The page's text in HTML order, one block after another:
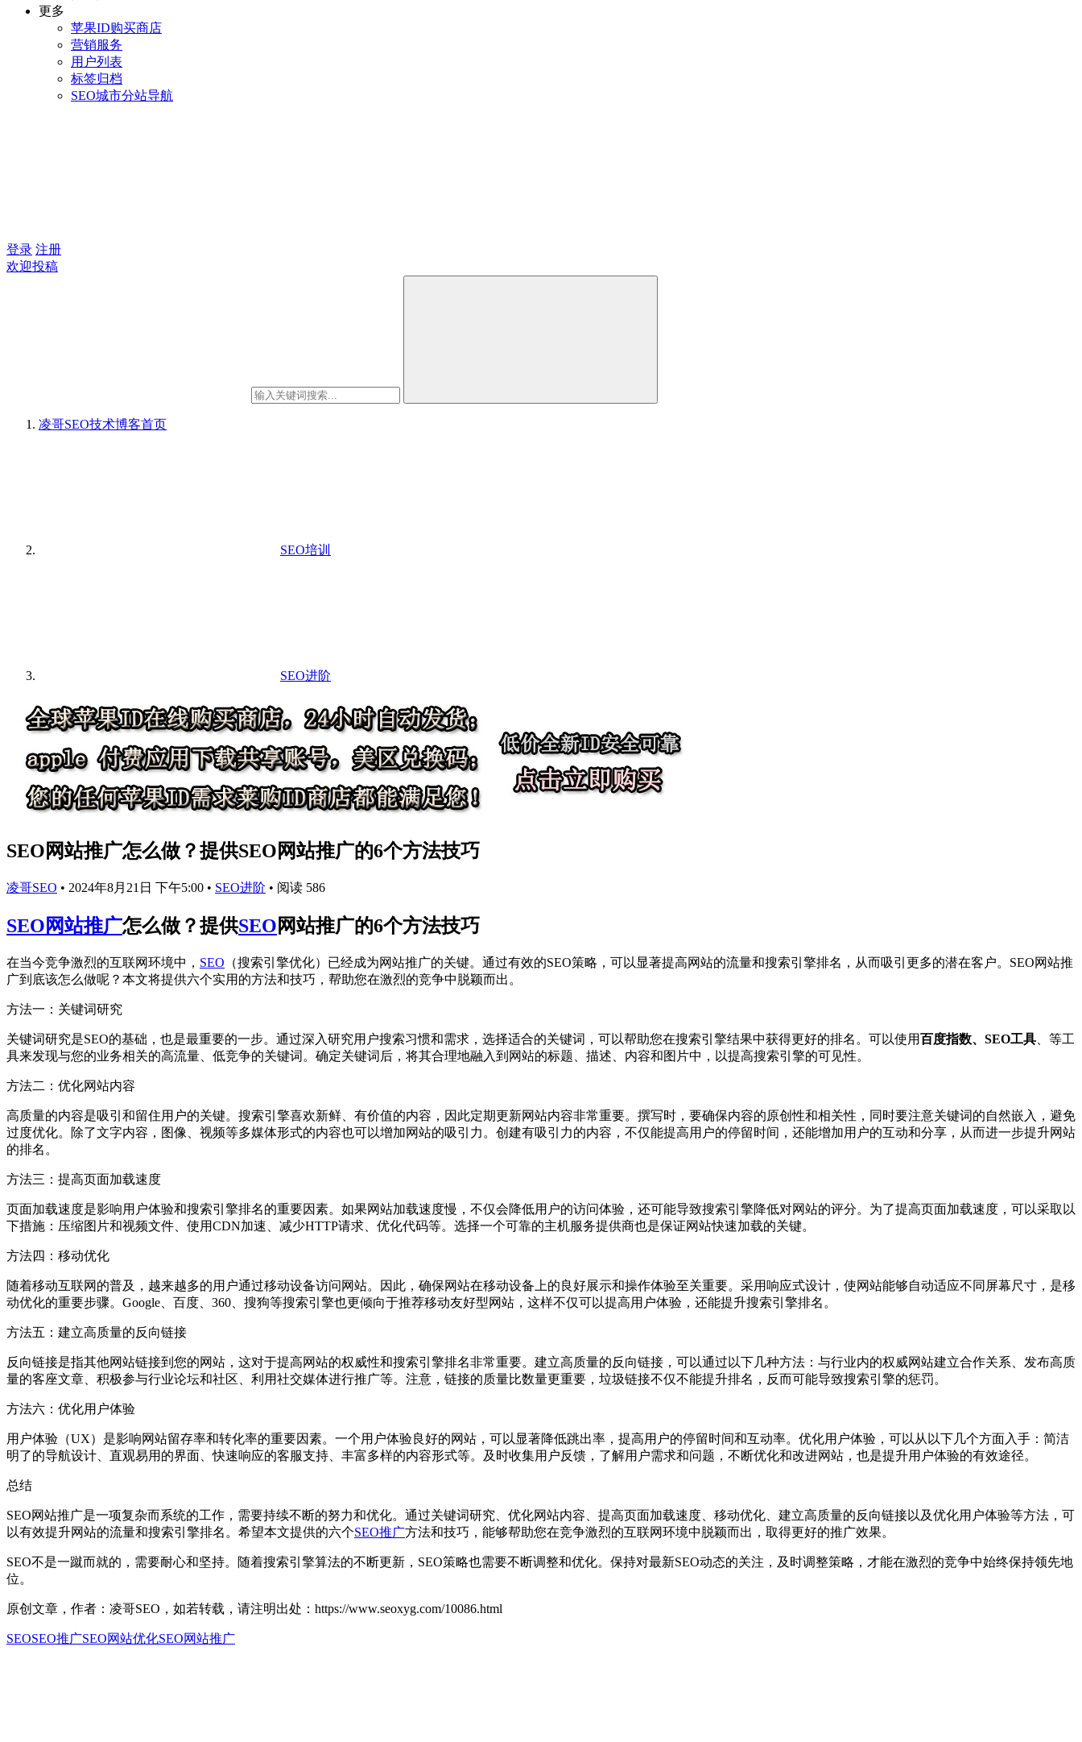
更多
苹果ID购买商店
营销服务
用户列表
标签归档
SEO城市分站导航
登录 注册
欢迎投稿
凌哥SEO技术博客首页
SEO培训
SEO进阶
SEO网站推广怎么做？提供SEO网站推广的6个方法技巧
凌哥SEO • 2024年8月21日 下午5:00 • SEO进阶 • 阅读 586
SEO网站推广怎么做？提供SEO网站推广的6个方法技巧
在当今竞争激烈的互联网环境中， SEO （搜索引擎优化）已经成为网站推广的关键。通过有效的SEO策略，可以显著提高网站的流量和搜索引擎排名，从而吸引更多的潜在客户。SEO网站推
广到底该怎么做呢？本文将提供六个实用的方法和技巧，帮助您在激烈的竞争中脱颖而出。
方法一：关键词研究
关键词研究是SEO的基础，也是最重要的一步。通过深入研究用户搜索习惯和需求，选择适合的关键词，可以帮助您在搜索引擎结果中获得更好的排名。可以使用百度指数、SEO工具 、等工
具来发现与您的业务相关的高流量、低竞争的关键词。确定关键词后，将其合理地融入到网站的标题、描述、内容和图片中，以提高搜索引擎的可见性。
方法二：优化网站内容
高质量的内容是吸引和留住用户的关键。搜索引擎喜欢新鲜、有价值的内容，因此定期更新网站内容非常重要。撰写时，要确保内容的原创性和相关性，同时要注意关键词的自然嵌入，避免
过度优化。除了文字内容，图像、视频等多媒体形式的内容也可以增加网站的吸引力。创建有吸引力的内容，不仅能提高用户的停留时间，还能增加用户的互动和分享，从而进一步提升网站
的排名。
方法三：提高页面加载速度
页面加载速度是影响用户体验和搜索引擎排名的重要因素。如果网站加载速度慢，不仅会降低用户的访问体验，还可能导致搜索引擎降低对网站的评分。为了提高页面加载速度，可以采取以
下措施：压缩图片和视频文件、使用CDN加速、减少HTTP请求、优化代码等。选择一个可靠的主机服务提供商也是保证网站快速加载的关键。
方法四：移动优化
随着移动互联网的普及，越来越多的用户通过移动设备访问网站。因此，确保网站在移动设备上的良好展示和操作体验至关重要。采用响应式设计，使网站能够自动适应不同屏幕尺寸，是移
动优化的重要步骤。Google、百度、360、搜狗等搜索引擎也更倾向于推荐移动友好型网站，这样不仅可以提高用户体验，还能提升搜索引擎排名。
方法五：建立高质量的反向链接
反向链接是指其他网站链接到您的网站，这对于提高网站的权威性和搜索引擎排名非常重要。建立高质量的反向链接，可以通过以下几种方法：与行业内的权威网站建立合作关系、发布高质
量的客座文章、积极参与行业论坛和社区、利用社交媒体进行推广等。注意，链接的质量比数量更重要，垃圾链接不仅不能提升排名，反而可能导致搜索引擎的惩罚。
方法六：优化用户体验
用户体验（UX）是影响网站留存率和转化率的重要因素。一个用户体验良好的网站，可以显著降低跳出率，提高用户的停留时间和互动率。优化用户体验，可以从以下几个方面入手：简洁
明了的导航设计、直观易用的界面、快速响应的客服支持、丰富多样的内容形式等。及时收集用户反馈，了解用户需求和问题，不断优化和改进网站，也是提升用户体验的有效途径。
总结
SEO网站推广是一项复杂而系统的工作，需要持续不断的努力和优化。通过关键词研究、优化网站内容、提高页面加载速度、移动优化、建立高质量的反向链接以及优化用户体验等方法，可
以有效提升网站的流量和搜索引擎排名。希望本文提供的六个SEO推广方法和技巧，能够帮助您在竞争激烈的互联网环境中脱颖而出，取得更好的推广效果。
SEO不是一蹴而就的，需要耐心和坚持。随着搜索引擎算法的不断更新，SEO策略也需要不断调整和优化。保持对最新SEO动态的关注，及时调整策略，才能在激烈的竞争中始终保持领先地
位。
原创文章，作者：凌哥SEO，如若转载，请注明出处：https://www.seoxyg.com/10086.html
SEOSEO推广SEO网站优化SEO网站推广